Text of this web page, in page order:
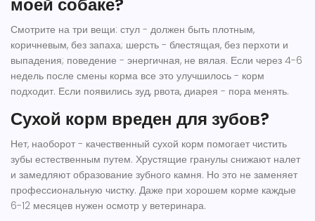
моей собаке?
Смотрите на три вещи: стул - должен быть плотным,
коричневым, без запаха; шерсть - блестящая, без перхоти и
выпадения; поведение - энергичная, не вялая. Если через 4-6
недель после смены корма все это улучшилось - корм
подходит. Если появились зуд, рвота, диарея - пора менять.
Сухой корм вреден для зубов?
Нет, наоборот - качественный сухой корм помогает чистить
зубы естественным путем. Хрустящие гранулы снижают налет
и замедляют образование зубного камня. Но это не заменяет
профессиональную чистку. Даже при хорошем корме каждые
6-12 месяцев нужен осмотр у ветеринара.